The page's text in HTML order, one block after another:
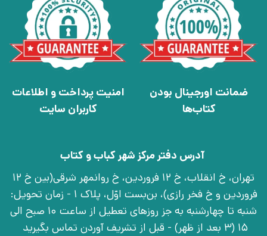
ضمانت اورجینال بودن
کتاب‌ها
امنیت پرداخت و اطلاعات
کاربران سایت
آدرس دفتر مرکز شهر کباب و کتاب
تهران، خ انقلاب، خ 12 فروردین، خ روانمهر شرقی(بین خ 12
فروردین و خ فخر رازی)، بن‌بست اوّل، پلاک 1 - زمان تحویل:
شنبه تا چهارشنبه به جز روزهای تعطیل از ساعت 10 صبح الی
15 (3 بعد از ظهر) - قبل از تشریف آوردن تماس بگیرید